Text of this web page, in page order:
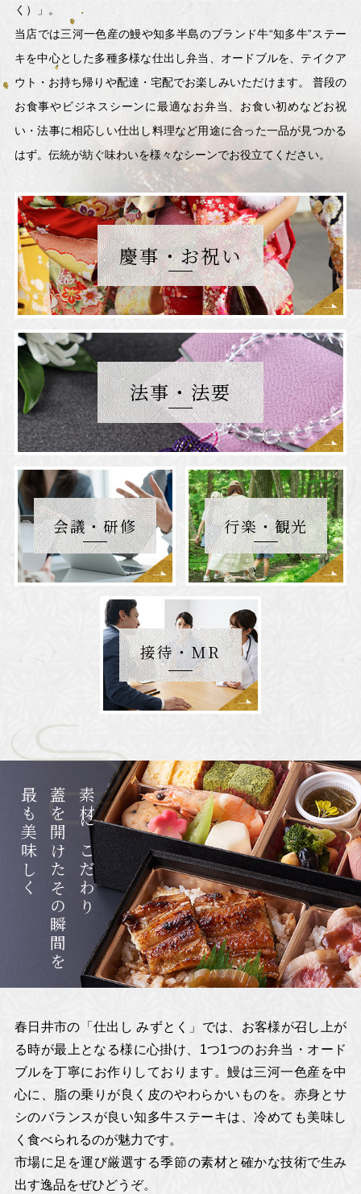
く）」。
当店では三河一色産の鰻や知多半島のブランド牛“知多牛”ステー
キを中心とした多種多様な仕出し弁当、オードブルを、 テイクア
ウト・お持ち帰りや配達・宅配でお楽しみいただけます。
普段の
お食事やビジネスシーンに最適なお弁当、お食い初めなどお祝
い・法事に相応しい仕出し料理など用途に合った一品が見つかる
はず。 伝統が紡ぐ味わいを様々なシーンでお役立てください。
慶事・お祝い
法事・法要
会議・研修 行楽・観光
接待・MR
素材にこだわり
蓋を開けたその瞬間を
最も美味しく
春日井市の「仕出し みずとく」では、お客様が召し上が
る時が最上となる様に心掛け、 1つ1つのお弁当・オード
ブルを丁寧にお作りしております。鰻は三河一色産を中
心に、脂の乗りが良く皮のやわらかいものを。 赤身とサ
シのバランスが良い知多牛ステーキは、冷めても美味し
く食べられるのが魅力です。
市場に足を運び厳選する季節の素材と確かな技術で生み
出す逸品をぜひどうぞ。